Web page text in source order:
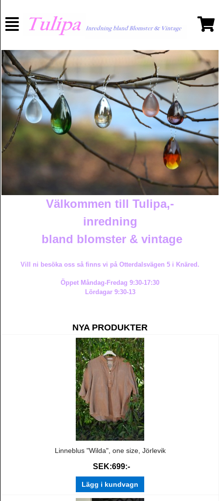
Välkommen till Tulipa,-
inredning
bland blomster & vintage
Vill ni besöka oss så finns vi på Otterdalsvägen 5 i Knäred.
Öppet Måndag-Fredag 9:30-17:30
Lördagar 9:30-13
NYA PRODUKTER
Linneblus "Wilda", one size, Jörlevik
SEK:699:-
Lägg i kundvagn